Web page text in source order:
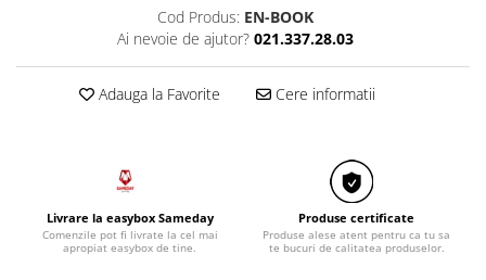
Roboti de bucatarie
Sandwich-makere
Ingrijire locuinta
Fiare, statii & aparate de calcat cu
Tehnica de birou
Cod Produs: EN-BOOK
Ai nevoie de ajutor? 021.337.28.03
Adauga la Favorite Cere informatii
Livrare la easybox Sameday
Comenzile pot fi livrate la cel mai
apropiat easybox de tine.
Produse certificate
Produse alese atent pentru ca tu sa
te bucuri de calitatea produselor.